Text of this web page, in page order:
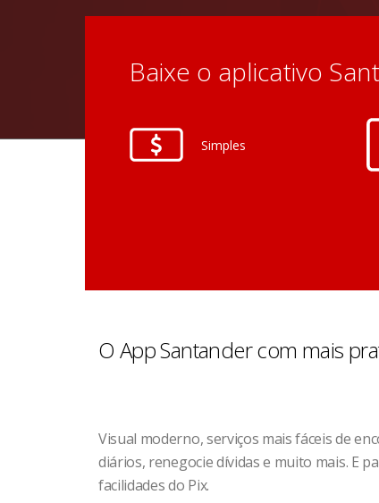
Baixe o aplicativo
Simples
O App Santander com mais
Visual moderno, serviços mais fáceis de
diários, renegocie dívidas e muito mais. E
facilidades do Pix.